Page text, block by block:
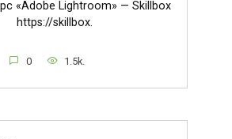
«Adobe Lightroom» — Skillbox
https://skillbox.
0 1.5k.